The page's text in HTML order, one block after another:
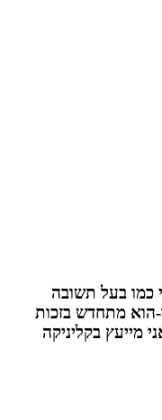
כמו בעל תשובה
מתחדש בזכות
מייעץ בקליניקה